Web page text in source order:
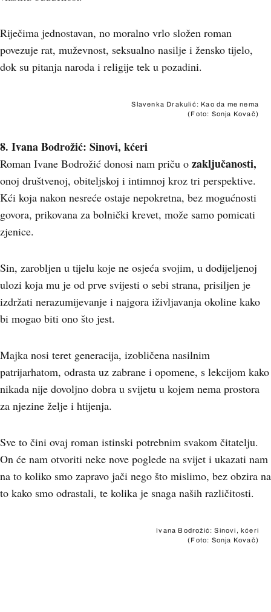
Riječima jednostavan, no moralno vrlo složen roman
povezuje rat, muževnost, seksualno nasilje i žensko tijelo,
dok su pitanja naroda i religije tek u pozadini.
Slavenka Drakulić: Kao da me nema
(Foto: Sonja Kovač)
8. Ivana Bodrožić: Sinovi, kćeri
Roman Ivane Bodrožić donosi nam priču o zaključanosti,
onoj društvenoj, obiteljskoj i intimnoj kroz tri perspektive.
Kći koja nakon nesreće ostaje nepokretna, bez mogućnosti
govora, prikovana za bolnički krevet, može samo pomicati
zjenice.
Sin, zarobljen u tijelu koje ne osjeća svojim, u dodijeljenoj
ulozi koja mu je od prve svijesti o sebi strana, prisiljen je
izdržati nerazumijevanje i najgora iživljavanja okoline kako
bi mogao biti ono što jest.
Majka nosi teret generacija, izobličena nasilnim
patrijarhatom, odrasta uz zabrane i opomene, s lekcijom kako
nikada nije dovoljno dobra u svijetu u kojem nema prostora
za njezine želje i htijenja.
Sve to čini ovaj roman istinski potrebnim svakom čitatelju.
On će nam otvoriti neke nove poglede na svijet i ukazati nam
na to koliko smo zapravo jači nego što mislimo, bez obzira na
to kako smo odrastali, te kolika je snaga naših različitosti.
Ivana Bodrožić: Sinovi, kćeri
(Foto: Sonja Kovač)